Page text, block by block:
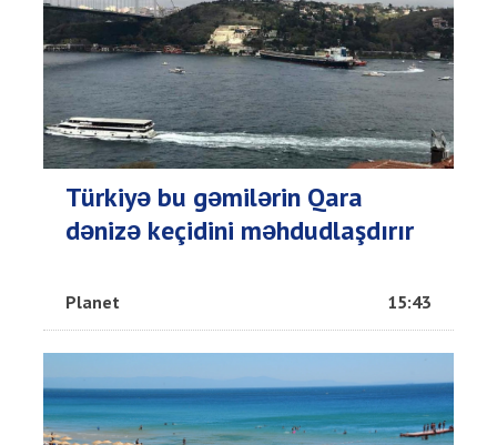
Türkiyə bu gəmilərin Qara
dənizə keçidini məhdudlaşdırır
Planet 15:43